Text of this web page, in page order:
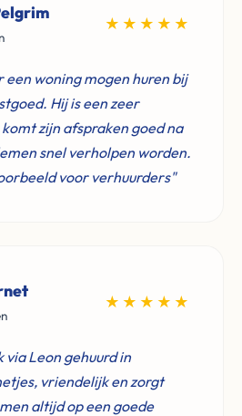
★★★★★
een woning mogen huren bij
Hij is een zeer
zijn afspraken goed na
snel verholpen worden.
voor verhuurders"
★★★★★
via Leon gehuurd in
vriendelijk en zorgt
altijd op een goede